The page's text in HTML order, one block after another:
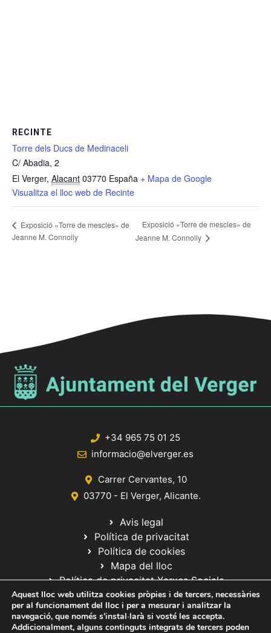
RECINTE
Torre dels Ducs de Medinaceli
C/ Abadia, 2
El Verger, Alacant 03770 España + Mapa de Google
Visualitza el lloc web de Recinte
Exposició «Torre de mescles» de
Jeanne M. Connolly
Exposició «Torre de mescles» de
Jeanne M. Connolly
+34 965 75 01 25
informacio@elverger.es
Carrer Cervantes, 10
03770 - El Verger, Alicante.
Avis legal
Política de privacitat
Política de cookies
Mapa del lloc
Política de privacitat Xarxes Socials
Aquest lloc web utilitza cookies pròpies i de tercers, necessàries
per al funcionament del lloc i per a mesurar i analitzar la
navegació, que només s'instal·larà si vosté les accepta.
Addicionalment, alguns continguts integrats de tercers poden